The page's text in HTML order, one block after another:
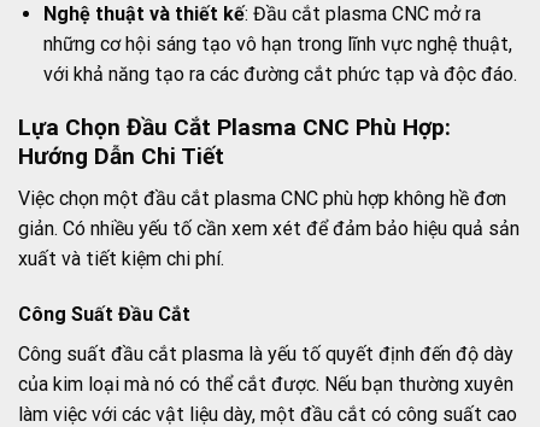
Nghệ thuật và thiết kế: Đầu cắt plasma CNC mở ra
những cơ hội sáng tạo vô hạn trong lĩnh vực nghệ thuật,
với khả năng tạo ra các đường cắt phức tạp và độc đáo.
Lựa Chọn Đầu Cắt Plasma CNC Phù Hợp:
Hướng Dẫn Chi Tiết
Việc chọn một đầu cắt plasma CNC phù hợp không hề đơn
giản. Có nhiều yếu tố cần xem xét để đảm bảo hiệu quả sản
xuất và tiết kiệm chi phí.
Công Suất Đầu Cắt
Công suất đầu cắt plasma là yếu tố quyết định đến độ dày
của kim loại mà nó có thể cắt được. Nếu bạn thường xuyên
làm việc với các vật liệu dày, một đầu cắt có công suất cao